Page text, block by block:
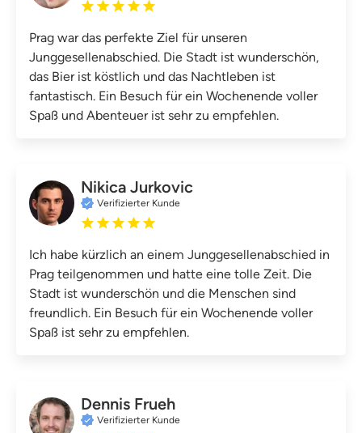
Prag war das perfekte Ziel für unseren
Junggesellenabschied. Die Stadt ist wunderschön,
das Bier ist köstlich und das Nachtleben ist
fantastisch. Ein Besuch für ein Wochenende voller
Spaß und Abenteuer ist sehr zu empfehlen.
Nikica Jurkovic
Verifizierter Kunde
Ich habe kürzlich an einem Junggesellenabschied in
Prag teilgenommen und hatte eine tolle Zeit. Die
Stadt ist wunderschön und die Menschen sind
freundlich. Ein Besuch für ein Wochenende voller
Spaß ist sehr zu empfehlen.
Dennis Frueh
Verifizierter Kunde